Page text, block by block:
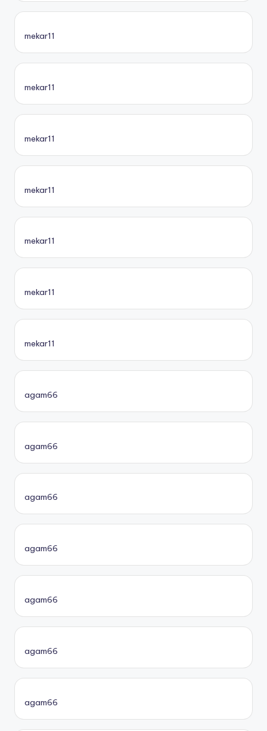
mekar11
mekar11
mekar11
mekar11
mekar11
mekar11
mekar11
agam66
agam66
agam66
agam66
agam66
agam66
agam66